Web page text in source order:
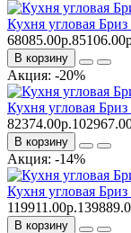
Кухня угловая
68085.00р.
В корзину
Акция: -20%
Кухня угловая
82374.00р.
В корзину
Акция: -14%
Кухня угловая
119911.00р.
В корзину